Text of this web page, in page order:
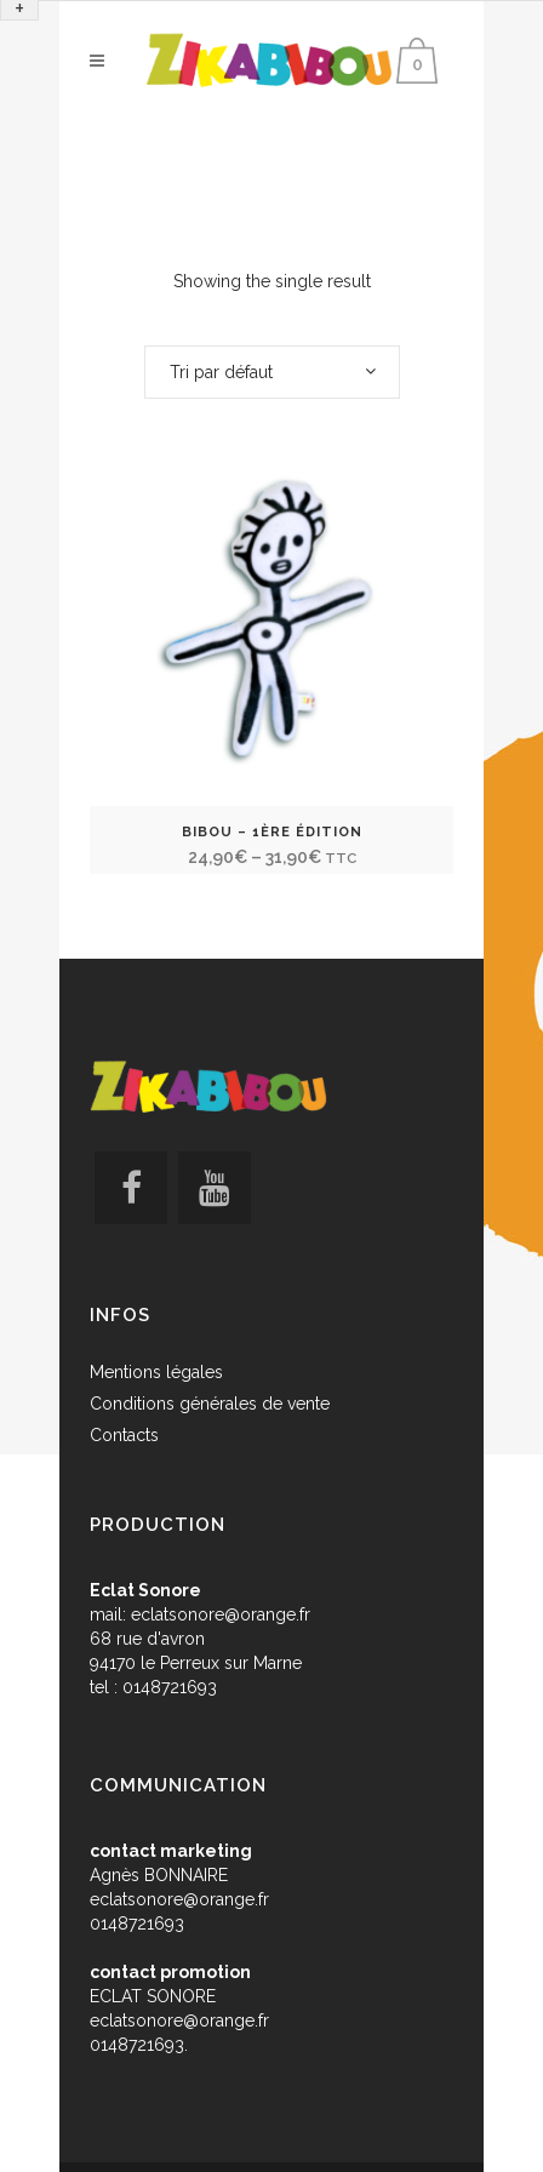
0
Showing the single result
Tri par défaut
BIBOU – 1ÈRE ÉDITION
24,90€– 31,90€ TTC
INFOS
Mentions légales
Conditions générales de vente
Contacts
PRODUCTION
Eclat Sonore
mail: eclatsonore@orange.fr
68 rue d'avron
94170 le Perreux sur Marne
tel : 0148721693
COMMUNICATION
contact marketing
Agnès BONNAIRE
eclatsonore@orange.fr
0148721693
contact promotion
ECLAT SONORE
eclatsonore@orange.fr
0148721693.
+